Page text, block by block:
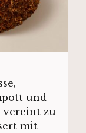
und
vereint zu
mit